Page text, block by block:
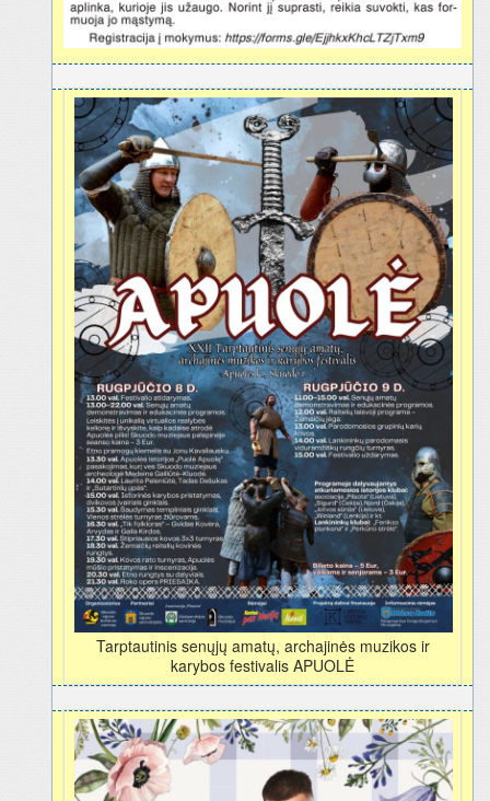
Tarptautinis senųjų amatų, archajinės muzikos ir
karybos festivalis APUOLĖ